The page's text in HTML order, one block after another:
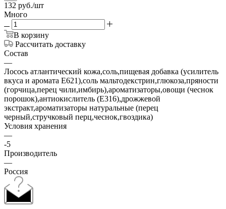
132 руб./шт
Много
В корзину
Рассчитать доставку
Состав
—
Лосось атлантический кожа,соль,пищевая добавка (усилитель
вкуса и аромата Е621),соль мальтодекстрин,глюкоза,пряности
(горчица,перец чили,имбирь),ароматизаторы,овощи (чеснок
порошок),антиокислитель (Е316),дрожжевой
экстракт,ароматизаторы натуральные (перец
черный,стручковый перц,чеснок,гвоздика)
Условия хранения
—
-5
Производитель
—
Россия